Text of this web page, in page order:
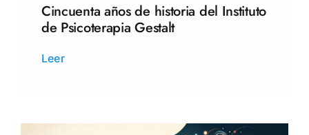
Cincuenta años de historia del Instituto
de Psicoterapia Gestalt
Leer